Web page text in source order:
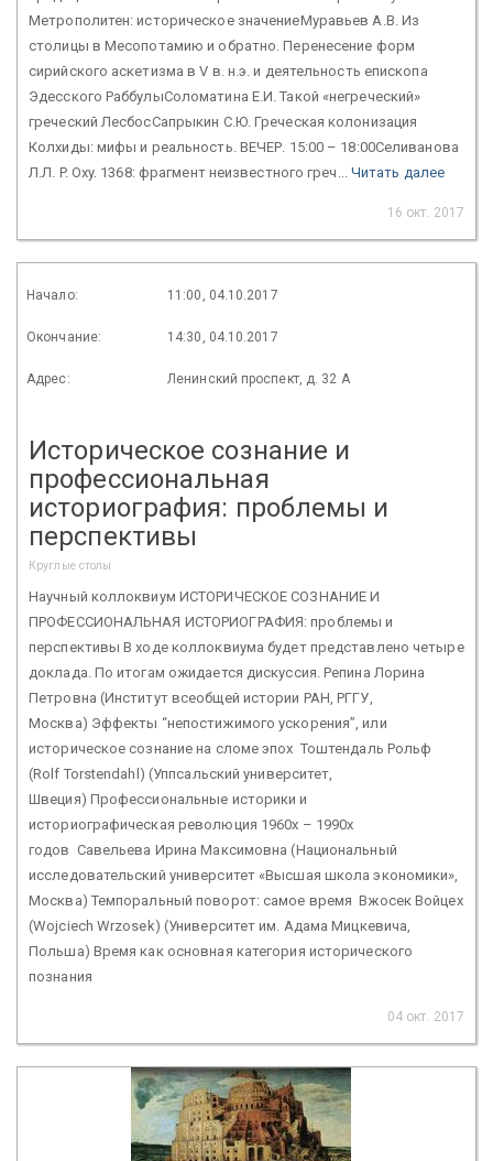
Метрополитен: историческое значениеМуравьев А.В. Из
столицы в Месопотамию и обратно. Перенесение форм
сирийского аскетизма в V в. н.э. и деятельность епископа
Эдесского РаббулыСоломатина Е.И. Такой «негреческий»
греческий ЛесбосСапрыкин С.Ю. Греческая колонизация
Колхиды: мифы и реальность. ВЕЧЕР. 15:00 – 18:00Селиванова
Л.Л. P. Oxy. 1368: фрагмент неизвестного греч... Читать далее
16 окт. 2017
Начало: 11:00, 04.10.2017
Окончание: 14:30, 04.10.2017
Адрес: Ленинский проспект, д. 32 А
Историческое сознание и
профессиональная
историография: проблемы и
перспективы
Круглые столы
Научный коллоквиум ИСТОРИЧЕСКОЕ СОЗНАНИЕ И
ПРОФЕССИОНАЛЬНАЯ ИСТОРИОГРАФИЯ: проблемы и
перспективы В ходе коллоквиума будет представлено четыре
доклада. По итогам ожидается дискуссия. Репина Лорина
Петровна (Институт всеобщей истории РАН, РГГУ,
Москва) Эффекты “непостижимого ускорения”, или
историческое сознание на сломе эпох Тоштендаль Рольф
(Rolf Torstendahl) (Уппсальский университет,
Швеция) Профессиональные историки и
историографическая революция 1960х – 1990х
годов Савельева Ирина Максимовна (Национальный
исследовательский университет «Высшая школа экономики»,
Москва) Темпоральный поворот: самое время Вжосек Войцех
(Wojciech Wrzosek) (Университет им. Адама Мицкевича,
Польша) Время как основная категория исторического
познания
04 окт. 2017